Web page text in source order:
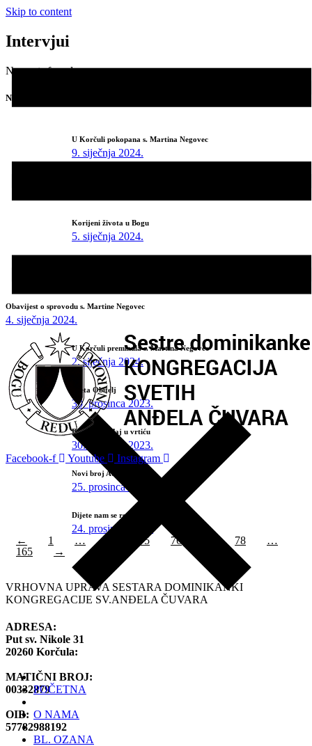
Skip to content
POČETNA
O NAMA
BL. OZANA
Facebook-f Youtube Instagram
Intervjui
No posts found.
Najnovije
U Korčuli pokopana s. Martina Negovec
9. siječnja 2024.
Korijeni života u Bogu
5. siječnja 2024.
Obavijest o sprovodu s. Martine Negovec
4. siječnja 2024.
U Korčuli preminula s. Martina Negovec
2. siječnja 2024.
Sveta Obitelj
30. prosinca 2023.
Božićni ugođaj u vrtiću
30. prosinca 2023.
Novi broj Ave Marie
25. prosinca 2023.
Dijete nam se rodilo!
24. prosinca 2023.
←
1 … 75 76 78
…
165
→
VRHOVNA UPRAVA SESTARA DOMINIKANKI
KONGREGACIJE SV.ANĐELA ČUVARA
ADRESA:
Put sv. Nikole 31
20260 Korčula:
MATIČNI BROJ:
00332879
OIB:
57782988192